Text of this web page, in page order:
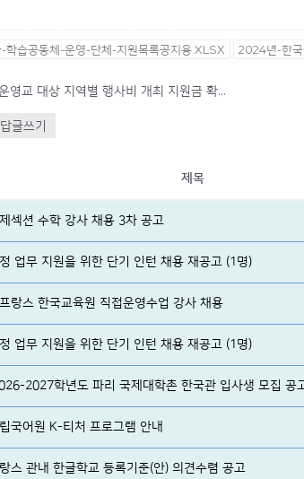
습공동체-운영-단체-지원목록공지용.XLSX 2024년-한
아틀리에 미운영교 대상 지역별 행사비 개최 지원금 확정 알림
답글쓰기
제목
섹션 수학 강사 채용 3차 공고
업무 지원을 위한 단기 인턴 채용 재공고 (1명)
랑스 한국교육원 직접운영수업 강사 채용
업무 지원을 위한 단기 인턴 채용 재공고 (1명)
2027학년도 파리 국제대학촌 한국관 입사생 모집 공
국어원 K-티처 프로그램 안내
스 관내 한글학교 등록기준(안) 의견수렴 공고